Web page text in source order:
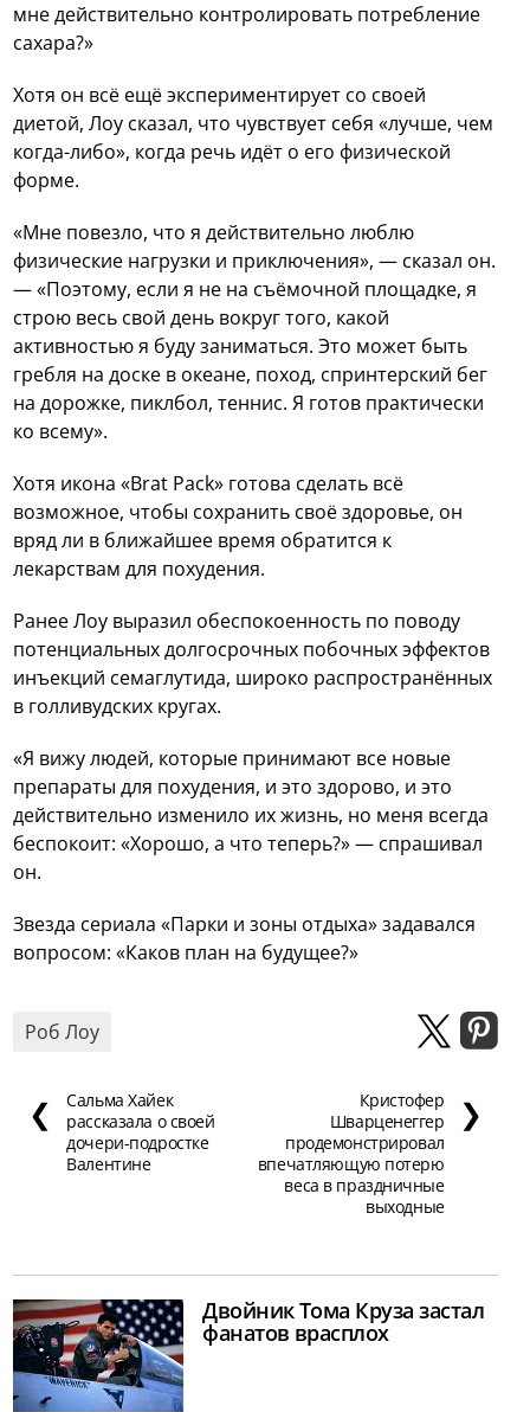
мне действительно контролировать потребление
сахара?»
Хотя он всё ещё экспериментирует со своей
диетой, Лоу сказал, что чувствует себя «лучше, чем
когда-либо», когда речь идёт о его физической
форме.
«Мне повезло, что я действительно люблю
физические нагрузки и приключения», — сказал он.
— «Поэтому, если я не на съёмочной площадке, я
строю весь свой день вокруг того, какой
активностью я буду заниматься. Это может быть
гребля на доске в океане, поход, спринтерский бег
на дорожке, пиклбол, теннис. Я готов практически
ко всему».
Хотя икона «Brat Pack» готова сделать всё
возможное, чтобы сохранить своё здоровье, он
вряд ли в ближайшее время обратится к
лекарствам для похудения.
Ранее Лоу выразил обеспокоенность по поводу
потенциальных долгосрочных побочных эффектов
инъекций семаглутида, широко распространённых
в голливудских кругах.
«Я вижу людей, которые принимают все новые
препараты для похудения, и это здорово, и это
действительно изменило их жизнь, но меня всегда
беспокоит: «Хорошо, а что теперь?» — спрашивал
он.
Звезда сериала «Парки и зоны отдыха» задавался
вопросом: «Каков план на будущее?»
Роб Лоу
❮
Сальма Хайек
рассказала о своей
дочери-подростке
Валентине
Кристофер
Шварценеггер
продемонстрировал
впечатляющую потерю
веса в праздничные
выходные
❯
Двойник Тома Круза застал
фанатов врасплох